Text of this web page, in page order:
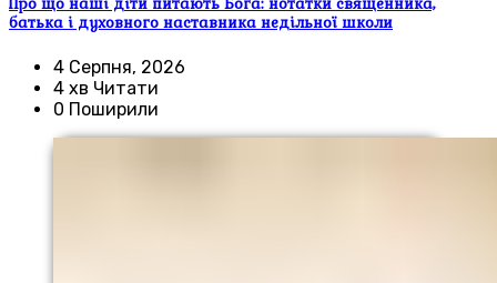
батька і духовного наставника недільної школи
4 Серпня, 2026
4 хв Читати
0 Поширили